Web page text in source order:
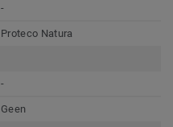
-
Proteco Natura
-
Geen